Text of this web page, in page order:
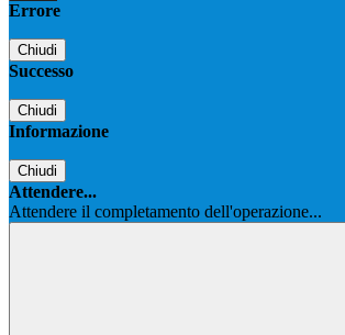
Errore
Chiudi
Successo
Chiudi
Informazione
Chiudi
Attendere...
Attendere il completamento dell'operazione...